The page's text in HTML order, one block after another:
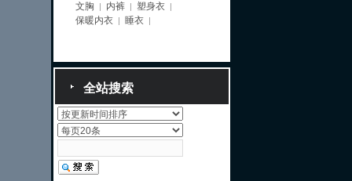
全站搜索
文胸
| 内裤 | 塑身衣 |
保暖内衣 | 睡衣 |